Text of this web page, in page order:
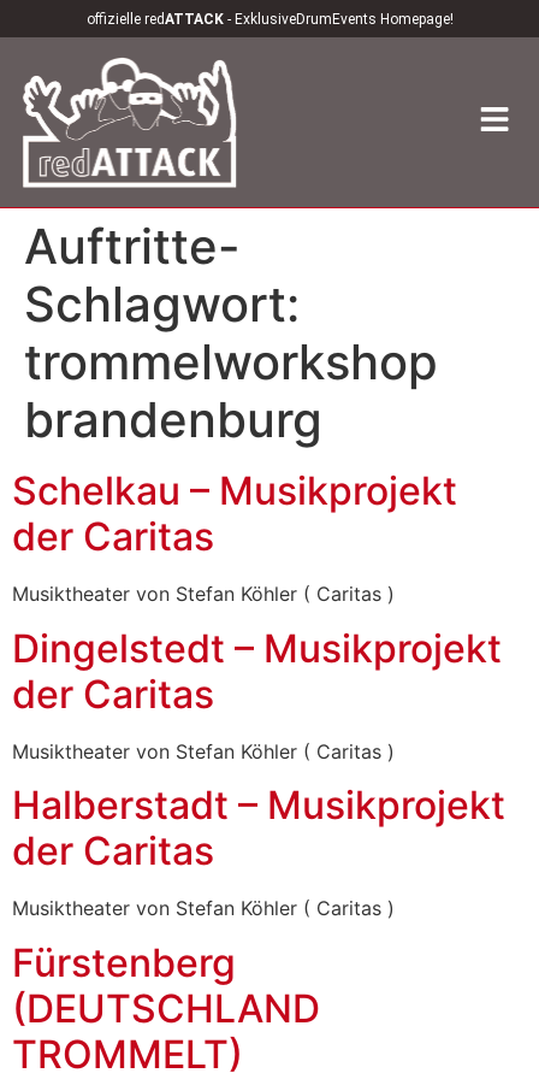
offizielle redATTACK- ExklusiveDrumEvents Homepage!
Auftritte-
Schlagwort:
trommelworkshop
brandenburg
Schelkau – Musikprojekt
der Caritas
Musiktheater von Stefan Köhler ( Caritas )
Dingelstedt – Musikprojekt
der Caritas
Musiktheater von Stefan Köhler ( Caritas )
Halberstadt – Musikprojekt
der Caritas
Musiktheater von Stefan Köhler ( Caritas )
Fürstenberg
(DEUTSCHLAND
TROMMELT)